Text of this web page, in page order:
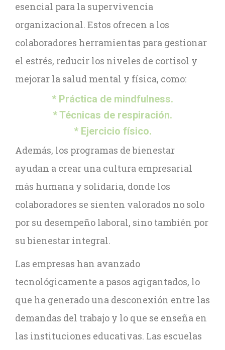
esencial para la supervivencia
organizacional. Estos ofrecen a los
colaboradores herramientas para gestionar
el estrés, reducir los niveles de cortisol y
mejorar la salud mental y física, como:
* Práctica de mindfulness.
* Técnicas de respiración.
* Ejercicio físico.
Además, los programas de bienestar
ayudan a crear una cultura empresarial
más humana y solidaria, donde los
colaboradores se sienten valorados no solo
por su desempeño laboral, sino también por
su bienestar integral.
Las empresas han avanzado
tecnológicamente a pasos agigantados, lo
que ha generado una desconexión entre las
demandas del trabajo y lo que se enseña en
las instituciones educativas. Las escuelas